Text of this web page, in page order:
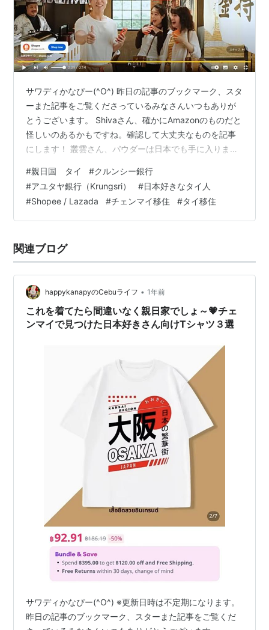
サワディかなぴー(^O^) 昨日の記事のブックマーク、スタ
ーまた記事をご覧くださっているみなさんいつもありが
とうございます。 Shivaさん、確かにAmazonのものだと
怪しいのあるかもですね。確認して大丈夫なものを記事
にします！ 叢雲さん、パウダーは日本でも手に入ります
ﾌ モルさん、ヤードム作りまで万博ではあったんですね
Σ(･ω･ﾉ)ﾉ！そりゃ参加したい！ さて、タイは超親日国だ
と私は実際に移住してみて感じるんですが、日常のちょ
っとしたところにも感じます。 クルンシー銀行のATMに
業…
#親日国 タイ #クルンシー銀行
#アユタヤ銀行（Krungsri） #日本好きなタイ人
#Shopee / Lazada #チェンマイ移住 #タイ移住
関連ブログ
happykanapyのCebuライフ • 1年前
これを着てたら間違いなく親日家でしょ～💗チェ
ンマイで見つけた日本好きさん向けTシャツ３選
サワディかなぴー(^O^) ※更新日時は不定期になります。
昨日の記事のブックマーク、スターまた記事をご覧くだ